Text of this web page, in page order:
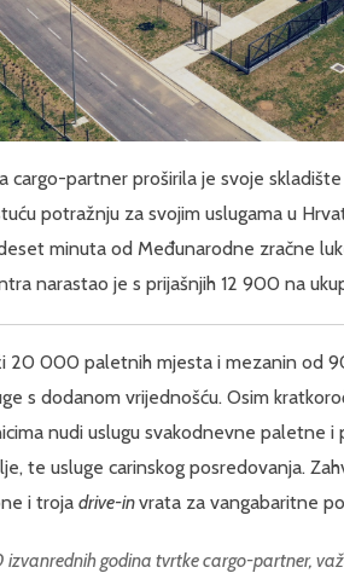
cargo-partner proširila je svoje
potražnju za svojim uslugama u
minuta od Međunarodne zračne
narastao je s prijašnjih 12 900 na
20 000 paletnih mjesta i mezanin od
s dodanom vrijednošću. Osim
nudi uslugu svakodnevne paletne
te usluge carinskog posredovanja.
i troja drive-invrata za vangabaritne
godina tvrtke cargo-partner,